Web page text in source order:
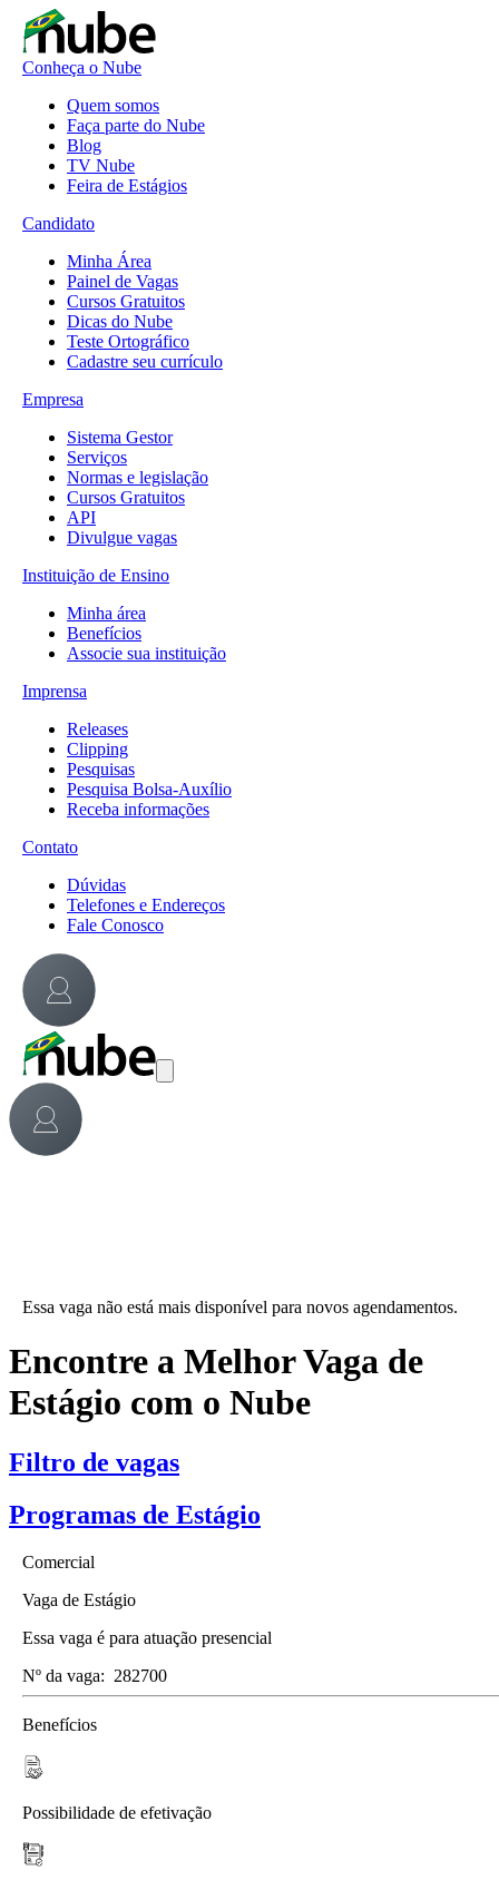
Conheça o Nube
Quem somos
Faça parte do Nube
Blog
TV Nube
Feira de Estágios
Candidato
Minha Área
Painel de Vagas
Cursos Gratuitos
Dicas do Nube
Teste Ortográfico
Cadastre seu currículo
Empresa
Sistema Gestor
Serviços
Normas e legislação
Cursos Gratuitos
API
Divulgue vagas
Instituição de Ensino
Minha área
Benefícios
Associe sua instituição
Imprensa
Releases
Clipping
Pesquisas
Pesquisa Bolsa-Auxílio
Receba informações
Contato
Dúvidas
Telefones e Endereços
Fale Conosco
Essa vaga não está mais disponível para novos agendamentos.
Encontre a Melhor Vaga de
Estágio com o Nube
Filtro de vagas
Programas de Estágio
Comercial
Vaga de Estágio
Essa vaga é para atuação presencial
Nº da vaga: 282700
Benefícios
Possibilidade de efetivação